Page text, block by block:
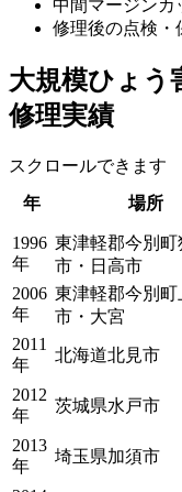
中間マージンカ
修理後の点検・
大規模ひょう
修理実績
スクロールできます
年
場所
1996
年
東津軽郡今別町
市・日高市
2006
年
東津軽郡今別町
市・大宮
2011
年
北海道北見市
2012
年
茨城県水戸市
2013
年
埼玉県加須市